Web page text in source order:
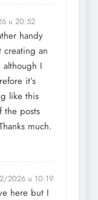
u 20:52
handy
creating an
I
it’s
like this
the posts
much.
2026 u 10:19
here but I